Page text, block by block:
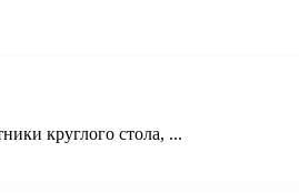
круглого стола, ...